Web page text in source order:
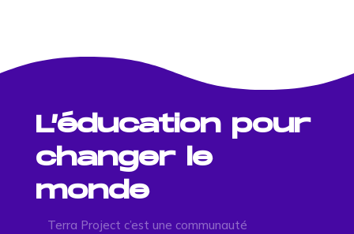
L’éducation pour
changer le
monde
Terra Project c’est une communauté